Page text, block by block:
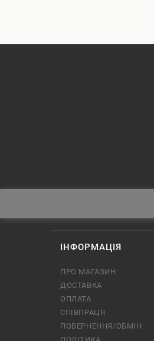
ІНФОРМАЦІЯ
ПРО МАГАЗИН
ДОСТАВКА
ОПЛАТА
СПІВПРАЦЯ
ПОВЕРНЕННЯ/ОБМІН